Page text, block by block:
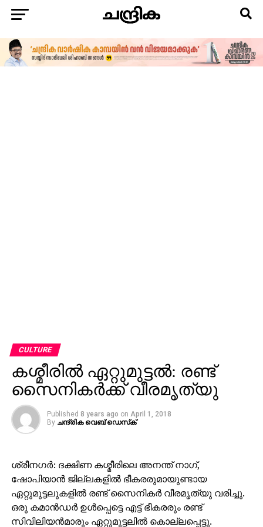
CULTURE
കശ്മീരില്‍ ഏറ്റുമുട്ടല്‍: രണ്ട്
സൈനികര്‍ക്ക് വീരമൃത്യു
Published 8 years ago on April 1, 2018
By ചന്ദ്രിക വെബ് ഡെസ്‌ക്‌
ശ്രീനഗര്‍: ദക്ഷിണ കശ്മീരിലെ അനന്ത് നാഗ്,
ഷോപിയാന്‍ ജില്ലകളില്‍ ഭീകരരുമായുണ്ടായ
ഏറ്റുമുട്ടലുകളില്‍ രണ്ട് സൈനികര്‍ വീരമൃത്യു വരിച്ചു.
ഒരു കമാന്‍ഡര്‍ ഉള്‍പ്പെട്ടെ എട്ട് ഭീകരരും രണ്ട്
സിവിലിയന്‍മാരും ഏറ്റുമുട്ടലില്‍ കൊല്ലപ്പെട്ടു.